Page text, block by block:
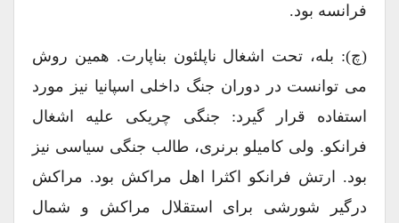
فرانسه بود.
(چ): بله، تحت اشغال ناپلئون بناپارت. همین روش
می توانست در دوران جنگ داخلی اسپانیا نیز مورد
استفاده قرار گیرد: جنگی چریکی علیه اشغال
فرانکو. ولی کامیلو برنری، طالب جنگی سیاسی نیز
بود. ارتش فرانکو اکثرا اهل مراکش بود. مراکش
درگیر شورشی برای استقلال مراکش و شمال